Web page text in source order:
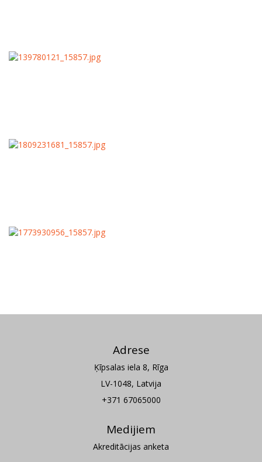
Adrese
Ķīpsalas iela 8, Rīga
LV-1048, Latvija
+371 67065000
Medijiem
Akreditācijas anketa